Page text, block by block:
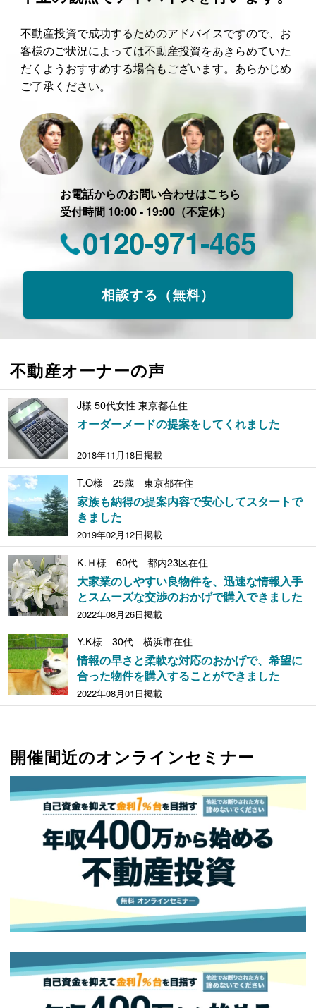
不動産投資で成功するためのアドバイスですので、お
客様のご状況によっては不動産投資をあきらめていた
だくようおすすめする場合もございます。あらかじめ
ご了承ください。
お電話からのお問い合わせはこちら
受付時間 10:00 - 19:00（不定休）
0120-971-465
相談する（無料）
不動産オーナーの声
J様 50代女性 東京都在住
オーダーメードの提案をしてくれました
2018年11月18日掲載
T.O様 25歳 東京都在住
家族も納得の提案内容で安心してスタートで
きました
2019年02月12日掲載
K.Ｈ様 60代 都内23区在住
大家業のしやすい良物件を、迅速な情報入手
とスムーズな交渉のおかげで購入できました
2022年08月26日掲載
Y.K様 30代 横浜市在住
情報の早さと柔軟な対応のおかげで、希望に
合った物件を購入することができました
2022年08月01日掲載
開催間近のオンラインセミナー